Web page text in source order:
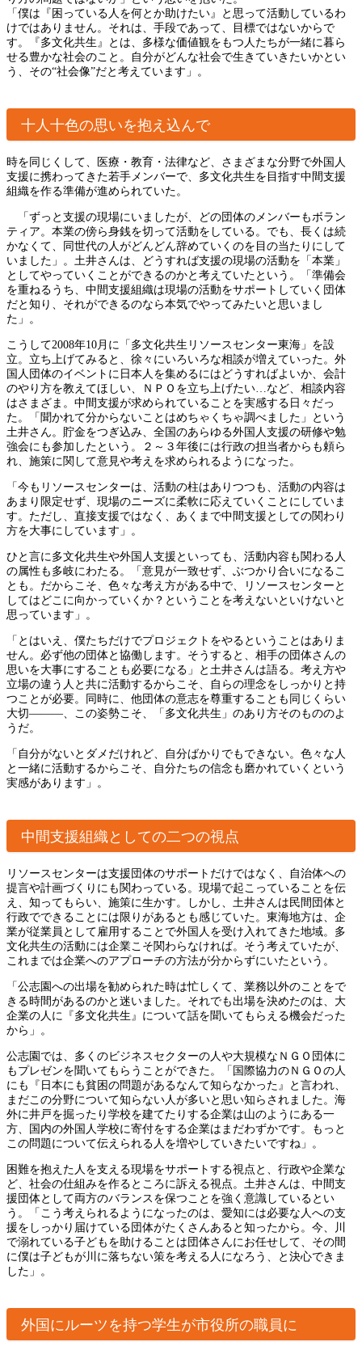
「僕は『困っている人を何とか助けたい』と思って活動しているわ
けではありません。それは、手段であって、目標ではないからで
す。『多文化共生』とは、多様な価値観をもつ人たちが一緒に暮ら
せる豊かな社会のこと。自分がどんな社会で生きていきたいかとい
う、その“社会像”だと考えています」。
十人十色の思いを抱え込んで
時を同じくして、医療・教育・法律など、さまざまな分野で外国人
支援に携わってきた若手メンバーで、多文化共生を目指す中間支援
組織を作る準備が進められていた。
「ずっと支援の現場にいましたが、どの団体のメンバーもボラン
ティア。本業の傍ら身銭を切って活動をしている。でも、長くは続
かなくて、同世代の人がどんどん辞めていくのを目の当たりにして
いました」。土井さんは、どうすれば支援の現場の活動を「本業」
としてやっていくことができるのかと考えていたという。「準備会
を重ねるうち、中間支援組織は現場の活動をサポートしていく団体
だと知り、それができるのなら本気でやってみたいと思いまし
た」。
こうして2008年10月に「多文化共生リソースセンター東海」を設
立。立ち上げてみると、徐々にいろいろな相談が増えていった。外
国人団体のイベントに日本人を集めるにはどうすればよいか、会計
のやり方を教えてほしい、ＮＰＯを立ち上げたい…など、相談内容
はさまざま。中間支援が求められていることを実感する日々だっ
た。「聞かれて分からないことはめちゃくちゃ調べました」という
土井さん。貯金をつぎ込み、全国のあらゆる外国人支援の研修や勉
強会にも参加したという。２～３年後には行政の担当者からも頼ら
れ、施策に関して意見や考えを求められるようになった。
「今もリソースセンターは、活動の柱はありつつも、活動の内容は
あまり限定せず、現場のニーズに柔軟に応えていくことにしていま
す。ただし、直接支援ではなく、あくまで中間支援としての関わり
方を大事にしています」。
ひと言に多文化共生や外国人支援といっても、活動内容も関わる人
の属性も多岐にわたる。「意見が一致せず、ぶつかり合いになるこ
とも。だからこそ、色々な考え方がある中で、リソースセンターと
してはどこに向かっていくか？ということを考えないといけないと
思っています」。
「とはいえ、僕たちだけでプロジェクトをやるということはありま
せん。必ず他の団体と協働します。そうすると、相手の団体さんの
思いを大事にすることも必要になる」と土井さんは語る。考え方や
立場の違う人と共に活動するからこそ、自らの理念をしっかりと持
つことが必要。同時に、他団体の意志を尊重することも同じくらい
大切―――、この姿勢こそ、「多文化共生」のあり方そのもののよ
うだ。
「自分がないとダメだけれど、自分ばかりでもできない。色々な人
と一緒に活動するからこそ、自分たちの信念も磨かれていくという
実感があります」。
中間支援組織としての二つの視点
リソースセンターは支援団体のサポートだけではなく、自治体への
提言や計画づくりにも関わっている。現場で起こっていることを伝
え、知ってもらい、施策に生かす。しかし、土井さんは民間団体と
行政でできることには限りがあるとも感じていた。東海地方は、企
業が従業員として雇用することで外国人を受け入れてきた地域。多
文化共生の活動には企業こそ関わらなければ。そう考えていたが、
これまでは企業へのアプローチの方法が分からずにいたという。
「公志園への出場を勧められた時は忙しくて、業務以外のことをで
きる時間があるのかと迷いました。それでも出場を決めたのは、大
企業の人に『多文化共生』について話を聞いてもらえる機会だった
から」。
公志園では、多くのビジネスセクターの人や大規模なＮＧＯ団体に
もプレゼンを聞いてもらうことができた。「国際協力のＮＧＯの人
にも『日本にも貧困の問題があるなんて知らなかった』と言われ、
まだこの分野について知らない人が多いと思い知らされました。海
外に井戸を掘ったり学校を建てたりする企業は山のようにある一
方、国内の外国人学校に寄付をする企業はまだわずかです。もっと
この問題について伝えられる人を増やしていきたいですね」。
困難を抱えた人を支える現場をサポートする視点と、行政や企業な
ど、社会の仕組みを作るところに訴える視点。土井さんは、中間支
援団体として両方のバランスを保つことを強く意識しているとい
う。「こう考えられるようになったのは、愛知には必要な人への支
援をしっかり届けている団体がたくさんあると知ったから。今、川
で溺れている子どもを助けることは団体さんにお任せして、その間
に僕は子どもが川に落ちない策を考える人になろう、と決心できま
した」。
外国にルーツを持つ学生が市役所の職員に